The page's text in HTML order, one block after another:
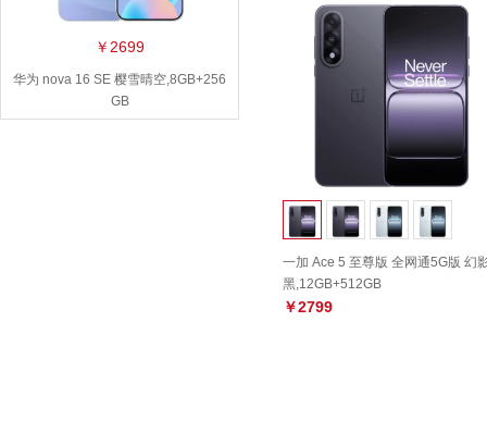
￥2699
华为 nova 16 SE 樱雪晴空,8GB+256
GB
一加 Ace 5 至尊版 全网通5G版 幻
黑,12GB+512GB
￥2799